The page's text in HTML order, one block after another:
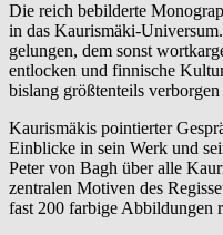
Die reich bebilderte
in das Kaurismäki-
gelungen, dem sonst
entlocken und finnische
bislang größtenteils
Kaurismäkis pointierter
Einblicke in sein Werk und
Peter von Bagh über alle
zentralen Motiven des
fast 200 farbige Abbildungen